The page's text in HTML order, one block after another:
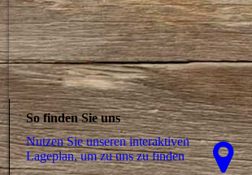
So finden Sie uns
Nutzen Sie unseren interaktiven
La­ge­plan, um zu uns zu finden